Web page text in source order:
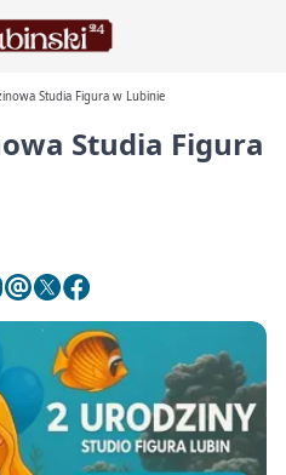
Studia Figura w Lubinie
Studia Figura